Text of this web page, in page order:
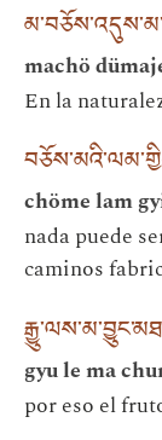
machö
En la
chöme lam
nada puede
caminos
gyu le ma
por eso el